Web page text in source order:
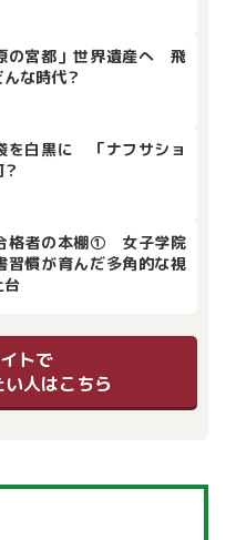
の宮都」世界遺産へ 飛
な時代？
を白黒に 「ナフサショ
格者の本棚① 女子学院
習慣が育んだ多角的な視
台
トで
人はこちら